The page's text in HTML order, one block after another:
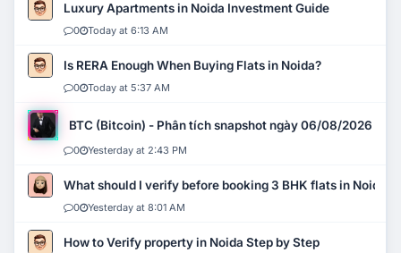
Luxury Apartments in Noida Investment Guide
0 Today at 6:13 AM
Is RERA Enough When Buying Flats in Noida?
0 Today at 5:37 AM
BTC (Bitcoin) - Phân tích snapshot ngày 06/08/2026
0 Yesterday at 2:43 PM
What should I verify before booking 3 BHK flats in Noida?
0 Yesterday at 8:01 AM
How to Verify property in Noida Step by Step